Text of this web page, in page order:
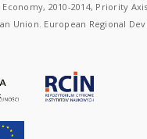
2010-2014, Priority
Union. European Regional